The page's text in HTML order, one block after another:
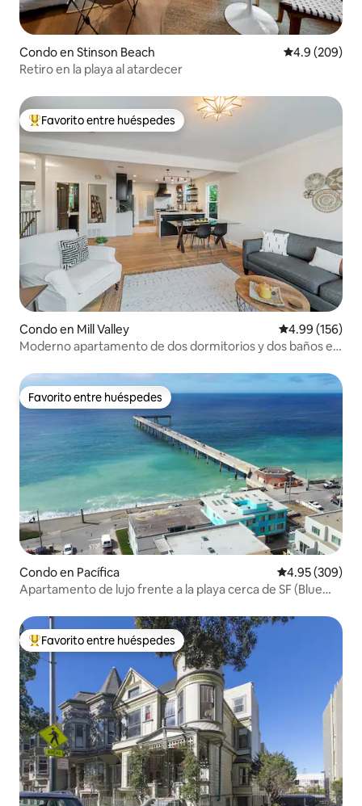
Condo en Stinson Beach Calificación
4.9 (209)
Retiro en la playa al atardecer
Favorito entre huéspedes preferido
Favorito entre huéspedes
Condo en Mill Valley Calificación
4.99 (156)
Moderno apartamento de dos dormitorios y dos baños en
Favorito entre huéspedes
Favorito entre huéspedes
Condo en Pacífica Calificación
4.95 (309)
Apartamento de lujo frente a la playa cerca de SF (Blue
Favorito entre huéspedes preferido
Favorito entre huéspedes